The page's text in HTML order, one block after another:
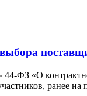
ФЗ «О
ранее на